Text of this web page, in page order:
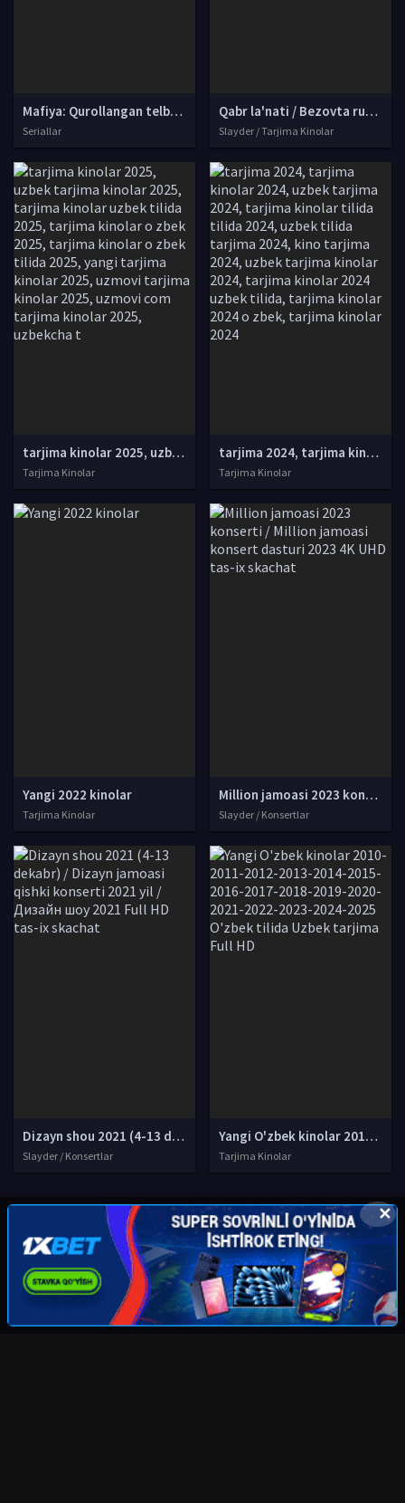
Mafiya: Qurollangan telbalar Tailand seriali Barcha qismlar Uzbek tilida O'zbekcha 2022 tarjima serial Full HD tas-ix skachat
Seriallar
Qabr la'nati / Bezovta ruh / La'nat: Qabr chaqirig‘i Koreya filmi Uzbek tilida O'zbekcha 2024 tarjima kino Full HD tas-ix skachat
Slayder / Tarjima Kinolar
tarjima kinolar 2025, uzbek tarjima kinolar 2025, tarjima kinolar uzbek tilida 2025, tarjima kinolar o zbek 2025, tarjima kinolar o zbek tilida 2025, yangi tarjima kinolar 2025, uzmovi tarjima kinolar 2025, uzmovi com tarjima kinolar 2025, uzbekcha t
Tarjima Kinolar
tarjima 2024, tarjima kinolar 2024, uzbek tarjima 2024, tarjima kinolar tilida tilida 2024, uzbek tilida tarjima 2024, kino tarjima 2024, uzbek tarjima kinolar 2024, tarjima kinolar 2024 uzbek tilida, tarjima kinolar 2024 o zbek, tarjima kinolar 2024
Tarjima Kinolar
Yangi 2022 kinolar
Tarjima Kinolar
Million jamoasi 2023 konserti / Million jamoasi konsert dasturi 2023 4K UHD tas-ix skachat
Slayder / Konsertlar
Dizayn shou 2021 (4-13 dekabr) / Dizayn jamoasi qishki konserti 2021 yil / Дизайн шоу 2021 Full HD tas-ix skachat
Slayder / Konsertlar
Yangi O'zbek kinolar 2010-2011-2012-2013-2014-2015-2016-2017-2018-2019-2020-2021-2022-2023-2024-2025 O'zbek tilida Uzbek tarjima Full HD
Tarjima Kinolar
✕